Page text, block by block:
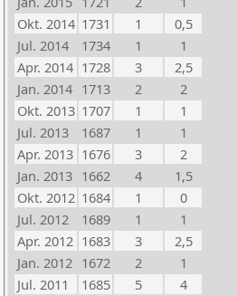
Okt. 2014 1731 1
0,5
Jul. 2014
1734 1
1
Apr. 2014 1728 3
2,5
Jan. 2014 1713 2
2
Okt. 2013 1707 1
1
Jul. 2013
1687 1
1
Apr. 2013 1676 3
2
Jan. 2013 1662 4
1,5
Okt. 2012 1684 1
0
Jul. 2012
1689 1
1
Apr. 2012 1683 3
2,5
Jan. 2012 1672 2
1
Jul. 2011
1685 5
4